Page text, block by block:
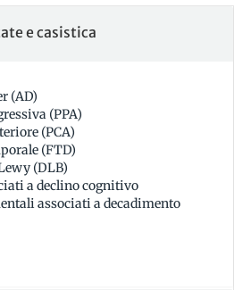
e casistica
(AD)
(PPA)
(PCA)
(FTD)
(DLB)
a declino cognitivo
associati a decadimento